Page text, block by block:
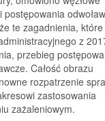
te zagadnienia,
z
przebieg
Całość obrazu
rozpatrzenie
zastosowania
zażaleniowym.